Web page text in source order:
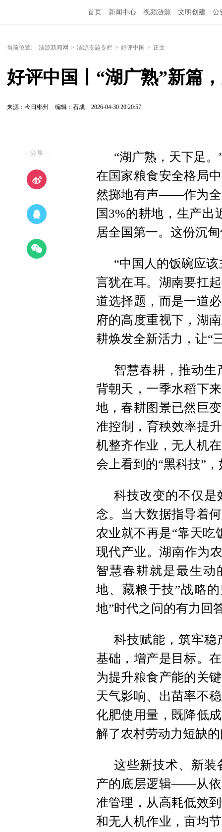
首页 新闻中心 视频涟源 文明创建 公
当前位置: 涟源新闻网 > 涟源专题专栏 > 好评中国 > 正文
好评中国丨“湖广熟”新篇
来源：今日郴州 编辑：石成 2026-04-30 20:20:57
—分享—
“湖广熟，天下足
在国家粮食安全格局
然掷地有声——作为全
国3%的耕地，生产
居全国第一。这份沉
“中国人的饭碗应
言犹在耳。湖南要扛
道选择题，而是一道
府的高度重视下，湖
耕焕发全新活力，让“
智慧春耕，推动
背朝天，一季水稻下
地，春耕图景已然巨
准控制，育秧效率提
机整齐作业，无人机
会上看到的“黑科技”
科技改变的不仅是
念。当大数据指导着
农业就不再是“靠天吃
现代产业。湖南作为
智慧春耕就是最生动
地、藏粮于技”战略
地”时代之问的有力回
科技赋能，筑牢稳
基础，增产是目标。
为提升粮食产能的关
天气影响、出苗率不
化肥使用量，既降低
解了农村劳动力短缺
这些新技术、新装
产的底层逻辑——从依
准管理，从高耗低效
和无人机作业，亩均